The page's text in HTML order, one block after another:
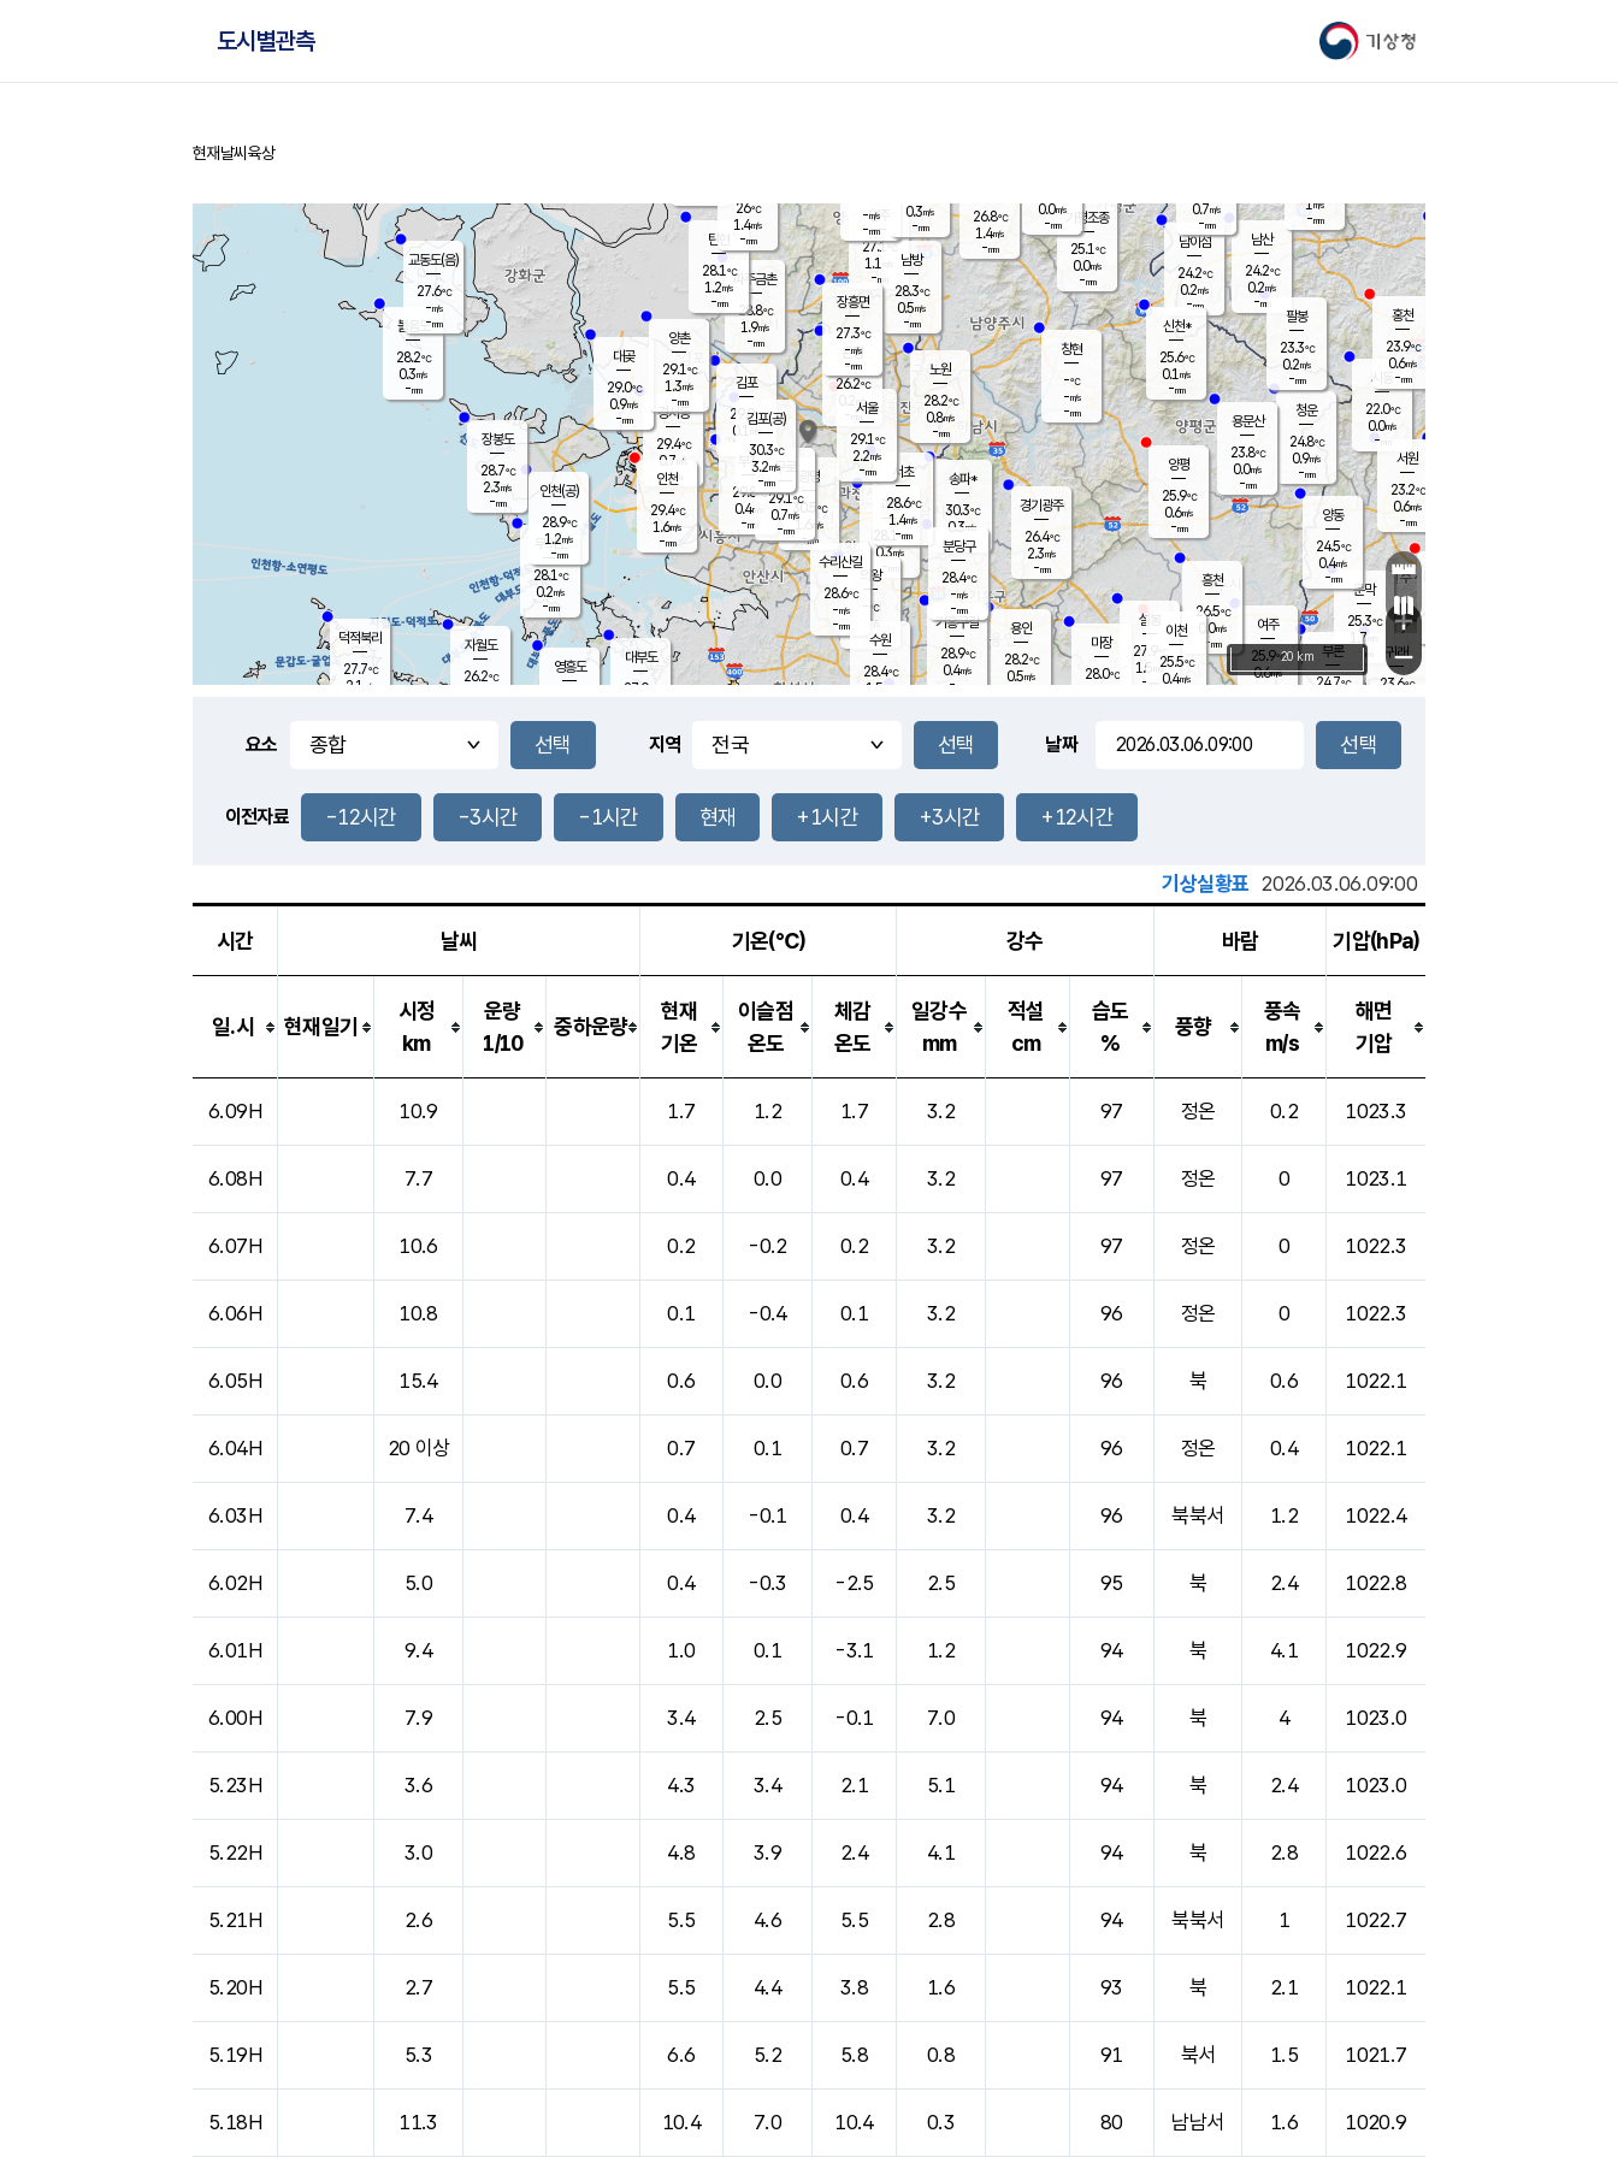
기상청
도시별관측
홈
현재날씨 육상
풍도
0.8m/s
문막
25.3℃
1.7m/s
mm
남이섬
24.2℃
0.2m/s
-mm
무의도
28.1℃
0.2m/s
-mm
영흥도
볼음도
28.2℃
0.3m/s
-mm
자월도
26.2℃
양주
27.1℃
1.1
-mm
부론
24.7℃
과천
28.1℃
0.3m/s
- mm
남산
24.2℃
0.2m/s
-mm
장봉도
28.7℃
2.3m/s
-mm
-mm
청운
24.8℃
0.9m/s
-mm
팔봉
23.3℃
0.2m/s
-mm
-mm
용인
28.2℃
0.5m/s
여주
25.9℃
0.6m/s
양동
24.5℃
0.4m/s
-mm
경기광주
26.4℃
2.3m/s
-mm
장호원
0.7m/s
-mm
28.0
℃
대부도
27.0
-
경서동
29.4℃
0.7 m/s
-mm
파주금촌
28.8℃
1.9m/s
-mm
가평조종
25.1℃
0.0m/s
-mm
26.8℃
1.4m/s
-mm
대곶
29.0℃
0.9m/s
-mm
신천*
25.6℃
0.1 m/s
-mm
창현
-℃
-m/s
-mm
탄현
28.1℃
1.2m/s
-mm
0.0m/s
-mm
28.3℃
1.8m/s
-mm
흥천
26.5℃
0.0m/s
-mm
마장
28.0℃
의왕
- ℃
m/s
mm
김포
29.0℃
0.1 m/s
mm
설봉
27.9
1.5 m/s
- mm
광명
30.5 ℃
1.6 m/s
-mm
부천
29.8℃
0.4m/s
-mm
-mm
양촌
29.1℃
1.3m/s
-mm
구로
29.1℃
0.7m/s
-mm
은평
26.2℃
0.2 m/s
- mm
노원
28.2℃
0.8m/s
-mm
송파*
30.3℃
0.3m/s
-mm
서초
28.6℃
1.4m/s
-mm
남방
28.3℃
0.5m/s
-mm
기흥구갈
28.9℃
0.4m/s
-
수리산길
28.6℃
-m/s
-mm
분당구
28.4℃
-m/s
-mm
장흥면
27.3℃
-m/s
-mm
-m/s
-mm
시동
22.0℃
0.0m/s
- mm
귀래
23.6℃
서원
23.2℃
0.6m/s
-mm
용문산
23.8℃
0.0m/s
-mm
덕적북리
27.7℃
2.1 m/s
인천(공)
28.9℃
1.2m/s
-mm
김포(공)
30.3℃
3.2m/s
-mm
교동도(음)
27.6℃
-m/s
-mm
홍천
23.9℃
0.6m/s
-mm
이천
25.5℃
0.4m/s
양평
25.9℃
0.6m/s
-mm
수원
28.4℃
1.5 m/s
인천
29.4℃
1.6m/s
-mm
서울
29.1℃
2.2m/s
-mm
1 m/s
-mm
26℃
1.4m/s
-mm
0.3m/s
-mm
+
−
20 km
요소 지역 날짜
이전자료 -12시간 -3시간 -1시간 현재 +1시간 +3시간 +12시간
기상실황표 2026.03.06.09:00
시간 날씨 기온(℃) 강수 바람 기압(hPa)
일.시 현재일기
시정
km
운량
1/10
중하운량
현재
기온
이슬점
온도
체감
온도
일강수
mm
적설
cm
습도
%
풍향
풍속
m/s
해면
기압
6.09H 10.9 1.7 1.2 1.7 3.2 97 정온 0.2 1023.3
6.08H 7.7 0.4 0.0 0.4 3.2 97 정온 0 1023.1
6.07H 10.6 0.2 -0.2 0.2 3.2 97 정온 0 1022.3
6.06H 10.8 0.1 -0.4 0.1 3.2 96 정온 0 1022.3
6.05H 15.4 0.6 0.0 0.6 3.2 96 북 0.6 1022.1
6.04H 20 이상 0.7 0.1 0.7 3.2 96 정온 0.4 1022.1
6.03H 7.4 0.4 -0.1 0.4 3.2 96 북북서 1.2 1022.4
6.02H 5.0 0.4 -0.3 -2.5 2.5 95 북 2.4 1022.8
6.01H 9.4 1.0 0.1 -3.1 1.2 94 북 4.1 1022.9
6.00H 7.9 3.4 2.5 -0.1 7.0 94 북 4 1023.0
5.23H 3.6 4.3 3.4 2.1 5.1 94 북 2.4 1023.0
5.22H 3.0 4.8 3.9 2.4 4.1 94 북 2.8 1022.6
5.21H 2.6 5.5 4.6 5.5 2.8 94 북북서 1 1022.7
5.20H 2.7 5.5 4.4 3.8 1.6 93 북 2.1 1022.1
5.19H 5.3 6.6 5.2 5.8 0.8 91 북서 1.5 1021.7
5.18H 11.3 10.4 7.0 10.4 0.3 80 남남서 1.6 1020.9